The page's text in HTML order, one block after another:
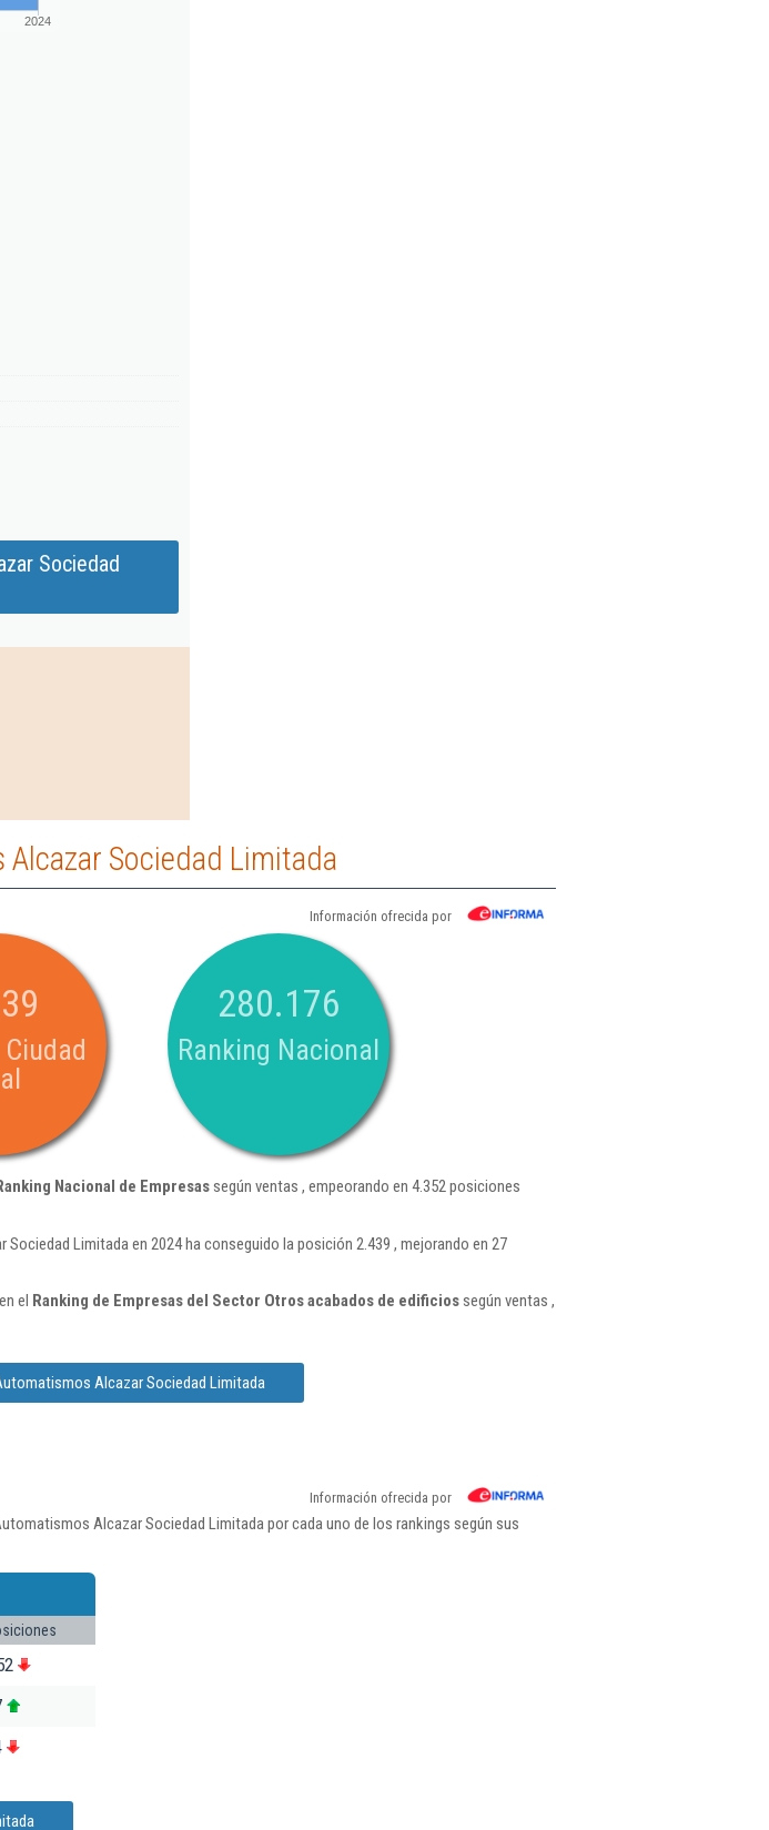
2024
Sociedad
Sociedad Limitada
Información ofrecida por
280.176
Ranking Nacional
Nacional de Empresassegún ventas , empeorando en 4.352 posiciones
Limitada en 2024 ha conseguido la posición 2.439 , mejorando en 27
el Ranking de Empresas del Sector Otros acabados de edificiossegún ventas ,
Alcazar Sociedad Limitada
Información ofrecida por
Alcazar Sociedad Limitada por cada uno de los rankings según sus